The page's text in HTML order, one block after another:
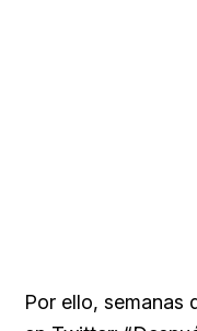
Por ello, semanas